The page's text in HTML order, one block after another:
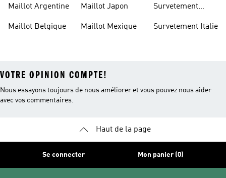
Maillot Argentine
Maillot Belgique
Maillot Japon
Maillot Mexique
Survetement
Survetement Italie
VOTRE OPINION COMPTE!
Nous essayons toujours de nous améliorer et vous pouvez nous aider
avec vos commentaires.
Haut de la page
Se connecter Mon panier (0)